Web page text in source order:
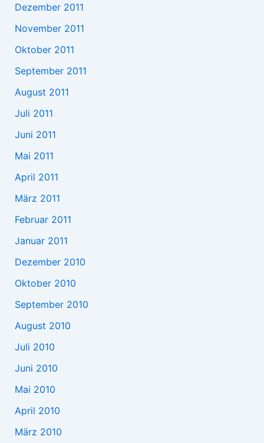
Dezember 2011
November 2011
Oktober 2011
September 2011
August 2011
Juli 2011
Juni 2011
Mai 2011
April 2011
März 2011
Februar 2011
Januar 2011
Dezember 2010
Oktober 2010
September 2010
August 2010
Juli 2010
Juni 2010
Mai 2010
April 2010
März 2010